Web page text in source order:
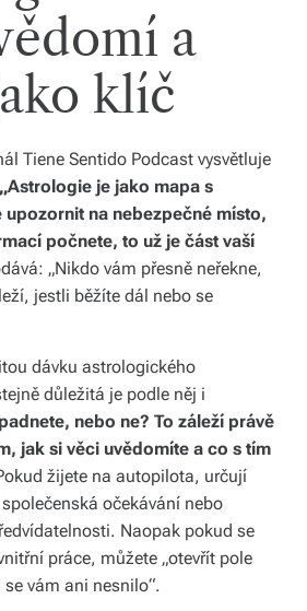
e
a
klíč
Tiene Sentido Podcast vysvětluje
„Astrologie je jako mapa s
upozornit na nebezpečné místo,
počnete, to už je část vaší
„Nikdo vám přesně neřekne,
jestli běžíte dál nebo se
dávku astrologického
důležitá je podle něj i
nebo ne? To záleží právě
jak si věci uvědomíte a co s tím
žijete na autopilota, určují
očekávání nebo
Naopak pokud se
práce, můžete „otevřít pole
vám ani nesnilo“.